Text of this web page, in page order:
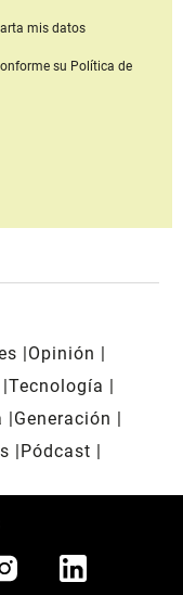
mis datos
su Política de
Opinión
Tecnología
Generación
Pódcast